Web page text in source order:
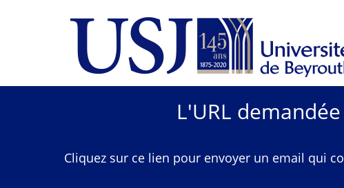
L'URL
Cliquez sur ce lien pour envoyer un email qui